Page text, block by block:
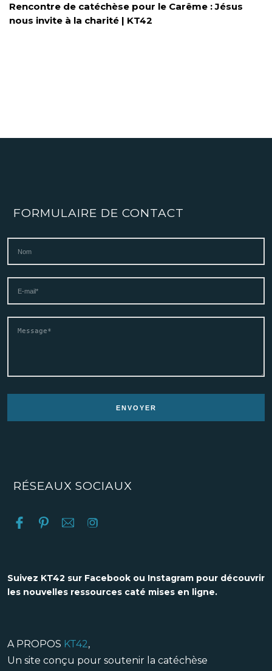
Rencontre de catéchèse pour le Carême : Jésus
nous invite à la charité | KT42
FORMULAIRE DE CONTACT
RÉSEAUX SOCIAUX
Suivez KT42 sur Facebook ou Instagram pour découvrir
les nouvelles ressources caté mises en ligne.
A PROPOS KT42,
Un site conçu pour soutenir la catéchèse